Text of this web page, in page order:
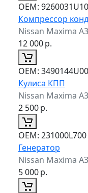
ОЕМ: 9260031U10
Компрессор
Nissan Maxima
12 000р.
ОЕМ: 3490144U00
Кулиса КПП
Nissan Maxima
2 500р.
ОЕМ: 231000L700
Генератор
Nissan Maxima
5 000р.